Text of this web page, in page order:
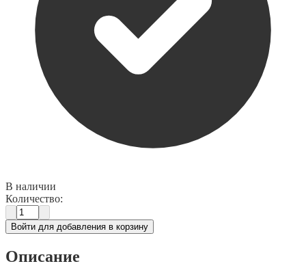
В наличии
Количество:
Войти для добавления в корзину
Описание